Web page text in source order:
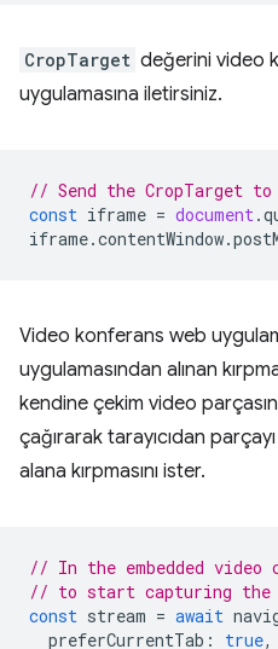
CropTarget değerini video
uygulamasına iletirsiniz.
// Send the CropTarget
const iframe = document .
iframe.contentWindow.
Video konferans web
uygulamasından alınan
kendine çekim video
çağırarak tarayıcıdan parçayı
alana kırpmasını ister.
// In the embedded video
// to start capturing the
const stream = await
preferCurrentTab : true,